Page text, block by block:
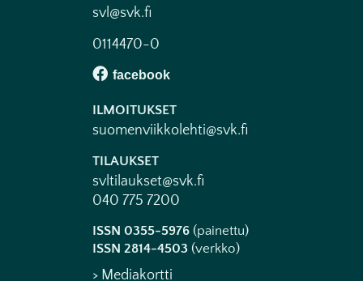
svl@svk.fi
0114470-0
ILMOITUKSET
suomenviikkolehti@svk.fi
TILAUKSET
svltilaukset@svk.fi
040 775 7200
ISSN 0355-5976 (painettu)
ISSN 2814-4503 (verkko)
> Mediakortti